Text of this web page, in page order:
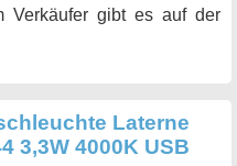
Verkäufer gibt es auf der
Laterne
3,3W 4000K USB